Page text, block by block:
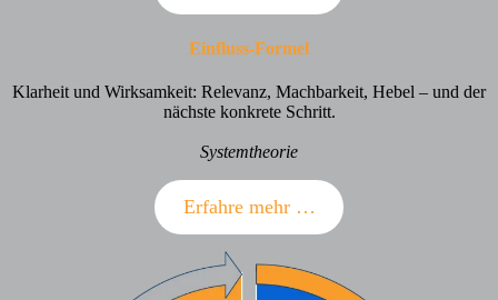
Einfluss-Formel
Klarheit und Wirksamkeit: Relevanz, Machbarkeit, Hebel – und der
nächste konkrete Schritt.
Systemtheorie
Erfahre mehr …